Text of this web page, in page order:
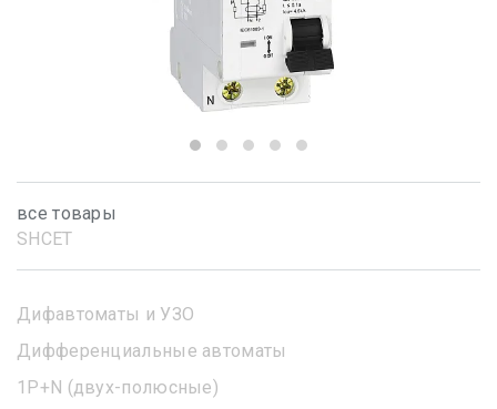
все товары
SHСET
Дифавтоматы и УЗО
Дифференциальные автоматы
1Р+N (двух-полюсные)